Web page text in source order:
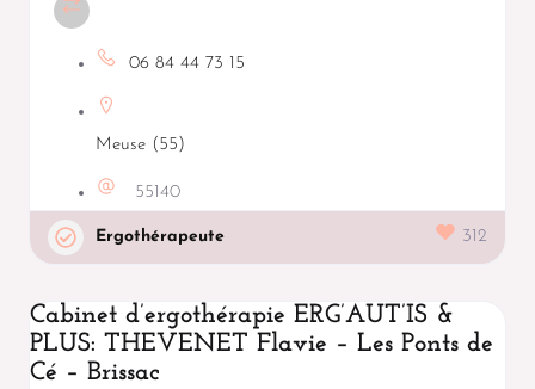
06 84 44 73 15
Meuse (55)
55140
Ergothérapeute 312
Cabinet d’ergothérapie ERG’AUT’IS &
PLUS: THEVENET Flavie – Les Ponts de
Cé – Brissac